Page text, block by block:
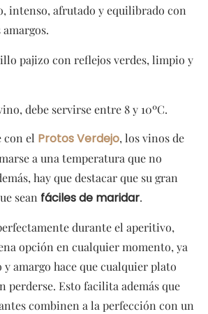
intenso, afrutado y equilibrado con
pajizo con reflejos verdes, limpio y
debe servirse entre 8 y 10ºC.
con el Protos Verdejo, los vinos de
a una temperatura que no
hay que destacar que su gran
sean fáciles de maridar.
durante el aperitivo,
opción en cualquier momento, ya
y amargo hace que cualquier plato
perderse. Esto facilita además que
combinen a la perfección con un